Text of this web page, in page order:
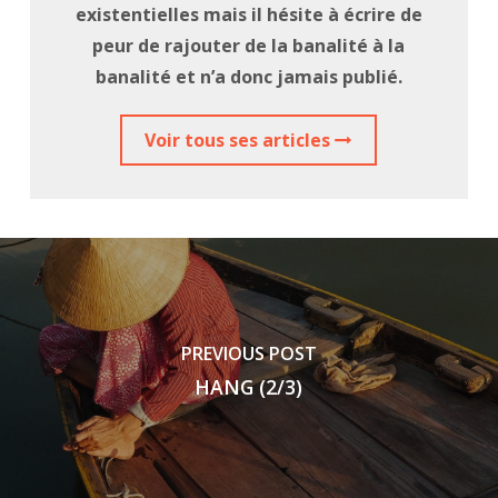
existentielles mais il hésite à écrire de
peur de rajouter de la banalité à la
banalité et n’a donc jamais publié.
Voir tous ses articles
PREVIOUS POST
HANG (2/3)